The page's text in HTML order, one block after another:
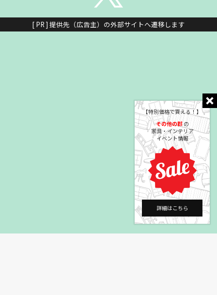
【特別価格で買える！】
その他の郡の
家具・インテリア
イベント情報
詳細はこちら
[ PR ] 提供先（広告主）の外部サイトへ遷移します